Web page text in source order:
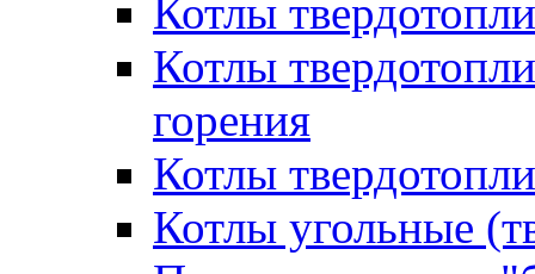
Котлы
Котлы
горения
Котлы
Котлы угольные